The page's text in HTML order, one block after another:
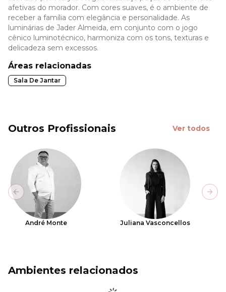
afetivas do morador. Com cores suaves, é o ambiente de
receber a família com elegância e personalidade. As
luminárias de Jader Almeida, em conjunto com o jogo
cênico luminotécnico, harmoniza com os tons, texturas e
delicadeza sem excessos.
Áreas relacionadas
Sala De Jantar
Outros Profissionais Ver todos
André Monte Juliana Vasconcellos
Previous slide
Ambientes relacionados